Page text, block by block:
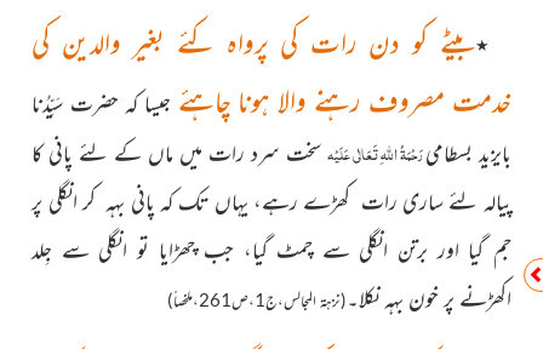
٭بیٹے کو دن رات کی پرواہ کئے بغیر والدین کی
خدمت مصروف رہنے والا ہونا چاہئے جیسا کہ حضرت سَیِّدُنا
بایزید بسطامیرَحْمَۃُاللّٰہِتَعَالٰی عَلَیْہ سخت سرد رات میں ماں کے لئے پانی کا
پیالہ لئے ساری رات کھڑے رہے، یہاں تک کہ پانی بہہ کر انگلی پر
جم گیا اور برتن انگلی سے چمٹ گیا، جب چھڑایا تو انگلی سے جِلد
اکھڑنے پر خون بہہ نکلا۔(نزہۃ المجالس،ج1،ص261،ملخصاً)